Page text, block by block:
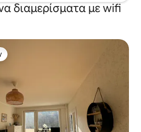
διαμερίσματα με wifi